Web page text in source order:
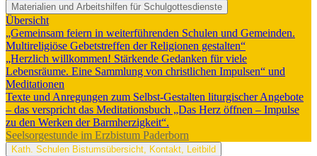
Materialien und Arbeitshilfen für Schulgottesdienste
Übersicht
„Gemeinsam feiern in weiterführenden Schulen und Gemeinden.
Multireligiöse Gebetstreffen der Religionen gestalten“
„Herzlich willkommen! Stärkende Gedanken für viele
Lebensräume. Eine Sammlung von christlichen Impulsen“ und
Meditationen
Texte und Anregungen zum Selbst-Gestalten liturgischer Angebote
– das verspricht das Meditationsbuch „Das Herz öffnen – Impulse
zu den Werken der Barmherzigkeit“.
Seelsorgestunde im Erzbistum Paderborn
Kath. Schulen Bistumsübersicht, Kontakt, Leitbild